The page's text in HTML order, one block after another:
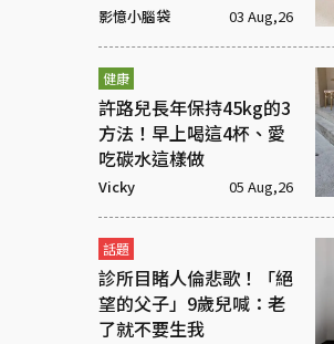
影憶小腦袋 03 Aug,26
健康
許路兒長年保持45kg的3
方法！早上喝這4杯、愛
吃碳水這樣做
Vicky 05 Aug,26
話題
診所目睹人倫悲歌！「絕
望的父子」9歲兒喊：老
了就不要生我